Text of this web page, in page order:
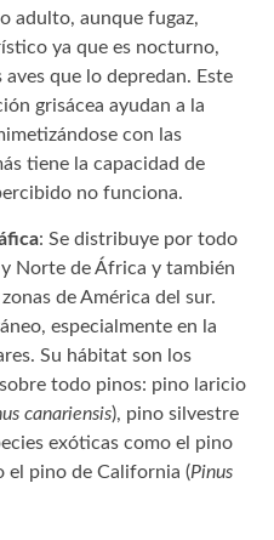
adulto, aunque fugaz,
ya que es nocturno,
que lo depredan. Este
grisácea ayudan a la
con las
tiene la capacidad de
no funciona.
: Se distribuye por todo
Norte de África y también
de América del sur.
especialmente en la
Su hábitat son los
todo pinos: pino laricio
canariensis), pino silvestre
exóticas como el pino
el pino de California (Pinus